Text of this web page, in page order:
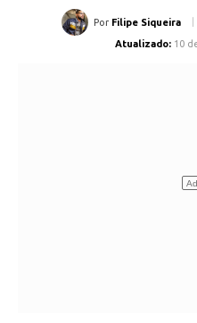
Por Filipe Siqueira
Atualizado: 10